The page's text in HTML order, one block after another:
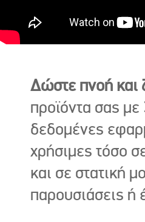
Δώστε πνοή και
προϊόντα σας με
δεδομένες
χρήσιμες τόσο
και σε στατική
παρουσιάσεις ή